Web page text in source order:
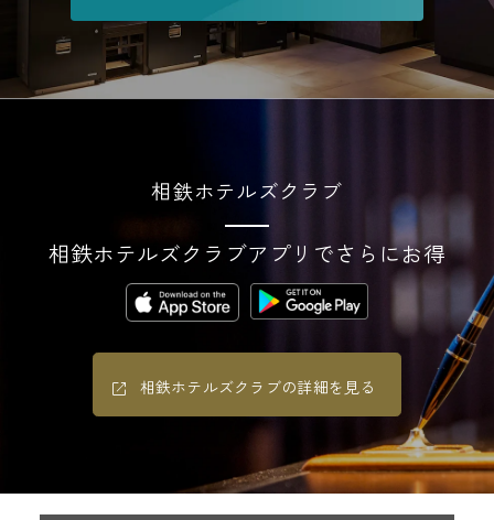
相鉄ホテルズクラブ
相鉄ホテルズクラブアプリでさらにお得
相鉄ホテルズクラブの詳細を見る